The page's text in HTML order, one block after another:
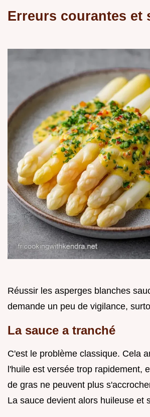
Erreurs courantes et
Réussir les asperges blanches
demande un peu de vigilance,
La sauce a tranché
C'est le problème classique. Cela
l'huile est versée trop rapidement,
de gras ne peuvent plus
La sauce devient alors huileuse et